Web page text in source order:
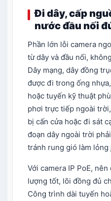
Đi dây, cấp
nước đầu nối
Phần lớn lỗi camera
từ dây và đầu nối,
Dây mạng, dây đồng
được đi trong ống
hoặc tuyến kỹ thuật
phơi trực tiếp ngoài
bị cấn cửa hoặc đi sát
đoạn dây ngoài trời
tránh rung gió làm
Với camera IP PoE,
lượng tốt, lõi đồng đủ
Công trình dài tuyến